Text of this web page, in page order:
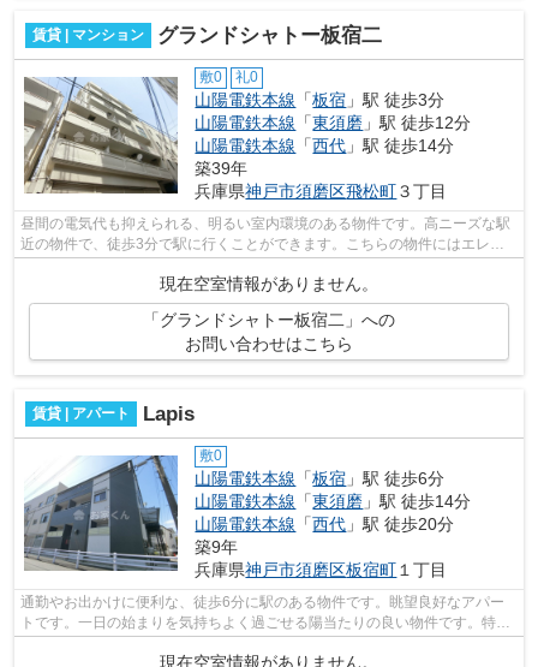
賃貸 | マンション グランドシャトー板宿二
敷0 礼0
山陽電鉄本線 「板宿 」駅 徒歩3分
山陽電鉄本線 「東須磨 」駅 徒歩12分
山陽電鉄本線 「西代 」駅 徒歩14分
築39年
兵庫県神戸市須磨区飛松町３丁目
昼間の電気代も抑えられる、明るい室内環境のある物件です。高ニーズな駅
近の物件で、徒歩3分で駅に行くことができます。こちらの物件にはエレベ
現在空室情報がありません。
「グランドシャトー板宿二」への
お問い合わせはこちら
賃貸 | アパート Lapis
敷0
山陽電鉄本線 「板宿 」駅 徒歩6分
山陽電鉄本線 「東須磨 」駅 徒歩14分
山陽電鉄本線 「西代 」駅 徒歩20分
築9年
兵庫県神戸市須磨区板宿町 １丁目
通勤やお出かけに便利な、徒歩6分に駅のある物件です。眺望良好なアパー
トです。一日の始まりを気持ちよく過ごせる陽当たりの良い物件です。特徴
的な外観と洗練された設計の内装を持つ...
現在空室情報がありません。